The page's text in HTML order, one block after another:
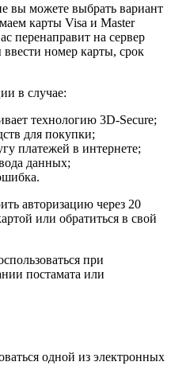
вы можете выбрать вариант
карты Visa и Master
перенаправит на сервер
номер карты, срок
в случае:
технологию 3D-Secure;
для покупки;
платежей в интернете;
данных;
авторизацию через 20
или обратиться в свой
при
постамата или
одной из электронных